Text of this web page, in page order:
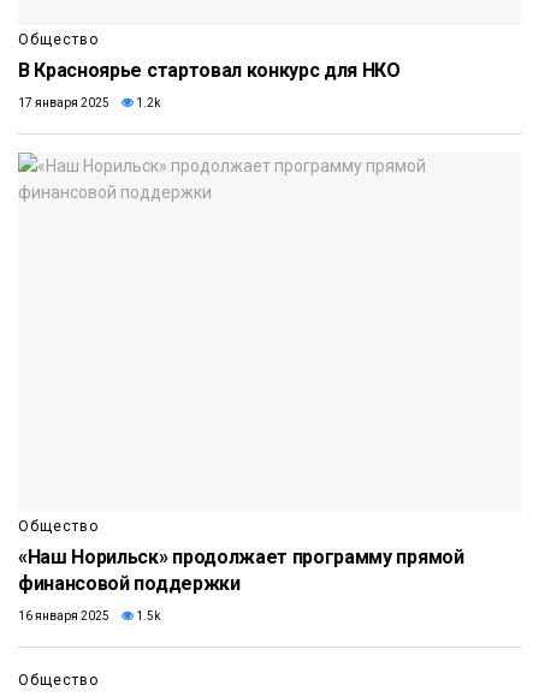
Общество
В Красноярье стартовал конкурс для НКО
17 января 2025 1.2k
Общество
«Наш Норильск» продолжает программу прямой
финансовой поддержки
16 января 2025 1.5k
Общество